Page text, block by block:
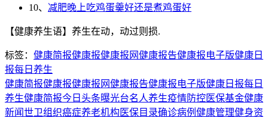
10、 减肥晚上吃鸡蛋羹好还是煮鸡蛋好
【健康养生语】养生在动，动过则损.
标签： 健康简报健康报健康报网健康报告健康报电子版健康日
报每日养生
健康简报健康报健康报网健康报告健康报电子版健康日报每日
养生健康简报今日头条曝光台名人养生疫情防控医保基金健康
新闻世卫组织癌症养老机构 医保目录确诊病例 健康管理健身资